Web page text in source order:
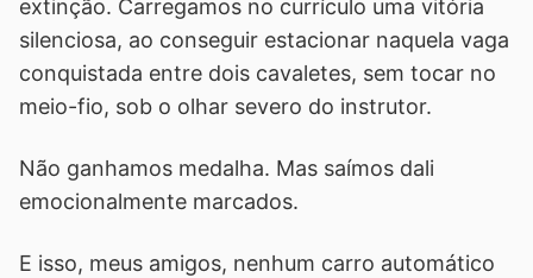
extinção. Carregamos no currículo uma vitória
silenciosa, ao conseguir estacionar naquela vaga
conquistada entre dois cavaletes, sem tocar no
meio-fio, sob o olhar severo do instrutor.
Não ganhamos medalha. Mas saímos dali
emocionalmente marcados.
E isso, meus amigos, nenhum carro automático